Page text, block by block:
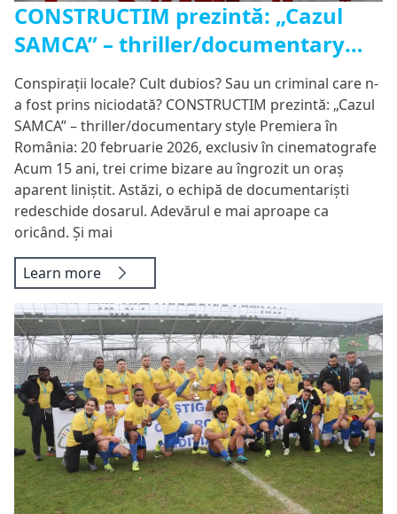
CONSTRUCTIM prezintă: „Cazul
SAMCA” – thriller/documentary
style
Conspirații locale? Cult dubios? Sau un criminal care n-
a fost prins niciodată? CONSTRUCTIM prezintă: „Cazul
SAMCA” – thriller/documentary style Premiera în
România: 20 februarie 2026, exclusiv în cinematografe
Acum 15 ani, trei crime bizare au îngrozit un oraș
aparent liniștit. Astăzi, o echipă de documentariști
redeschide dosarul. Adevărul e mai aproape ca
oricând. Și mai
Learn more